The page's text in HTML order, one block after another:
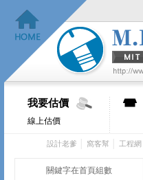
我要估價
線上估價
設計老爹 窩客幫 工程網
關鍵字在首頁組數